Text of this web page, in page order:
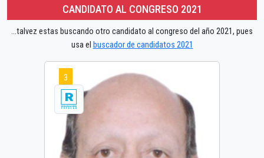
CANDIDATO AL CONGRESO 2021
...talvez estas buscando otro candidato al congreso del año 2021, pues
usa el buscador de candidatos 2021
3